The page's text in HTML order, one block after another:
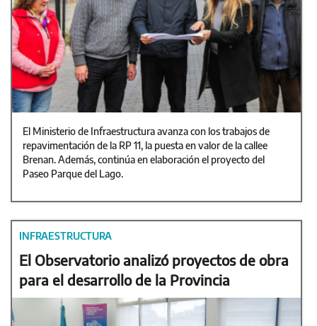
El Ministerio de Infraestructura avanza con los trabajos de
repavimentación de la RP 11, la puesta en valor de la callee
Brenan. Además, continúa en elaboración el proyecto del
Paseo Parque del Lago.
INFRAESTRUCTURA
El Observatorio analizó proyectos de obra
para el desarrollo de la Provincia